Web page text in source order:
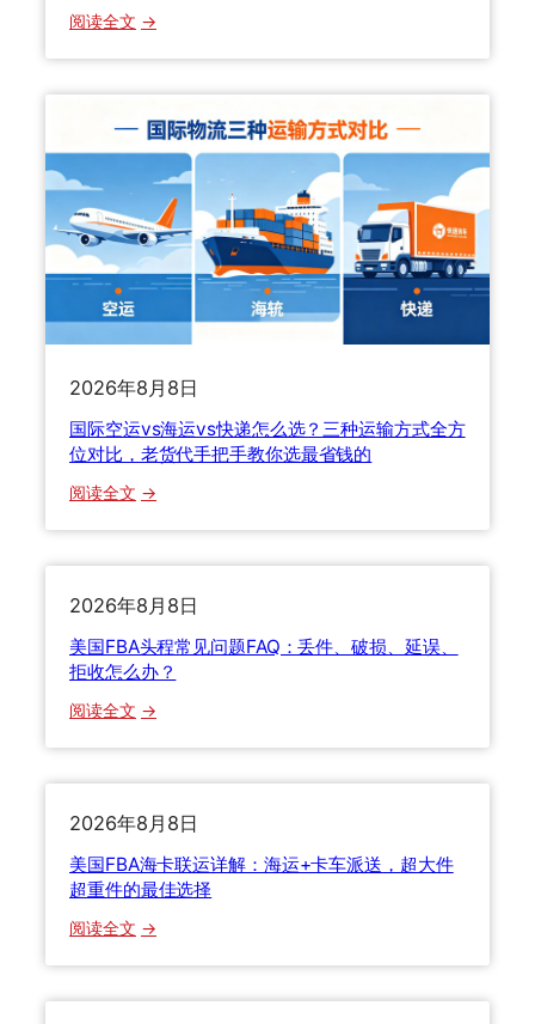
人
都
踩
些
坑
，
老
货
教
你
正
权
阅读全文 ：
流
清
攻
略
：
关
税
怎
算
？
码
怎
填
？
申
什
么
巧
？
一
2026年8月8日
国际空运vs海运vs快递怎么选？三种运输方式全方
位对比，老货代手把手教你选最省钱的
阅读全文 ：
运
s
海
运
递
么
选
？
2026年8月8日
美国FBA头程常见问题FAQ：丢件、破损、延误、
拒收怎么办？
阅读全文 ：
B
头
程
常
2026年8月8日
美国FBA海卡联运详解：海运+卡车派送，超大件
超重件的最佳选择
阅读全文 ：